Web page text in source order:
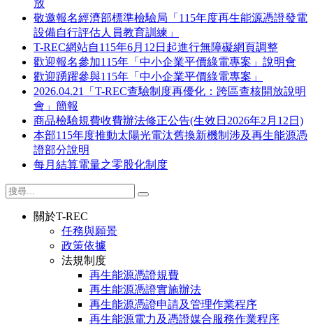
放
敬邀報名經濟部標準檢驗局「115年度再生能源憑證發電
設備自行評估人員教育訓練」
T-REC網站自115年6月12日起進行無障礙網頁調整
歡迎報名參加115年「中小企業平價綠電專案」說明會
歡迎踴躍參與115年「中小企業平價綠電專案」
2026.04.21「T-REC查驗制度再優化：跨區查核開放說明
會」簡報
商品檢驗規費收費辦法修正公告(生效日2026年2月12日)
本部115年度推動太陽光電汰舊換新機制涉及再生能源憑
證部分說明
每月結算電量之零股化制度
關於T-REC
任務與願景
政策依據
法規制度
再生能源憑證規費
再生能源憑證實施辦法
再生能源憑證申請及管理作業程序
再生能源電力及憑證媒合服務作業程序